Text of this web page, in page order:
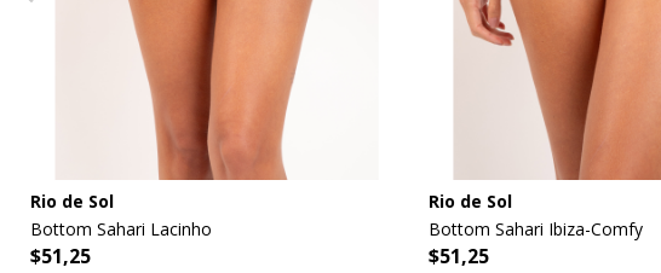
Rio de Sol
Bottom Sahari Lacinho
$51,25
Rio de Sol
Bottom Sahari Ibiza-Comfy
$51,25